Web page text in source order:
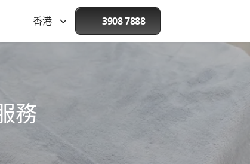
香港 3908 7888
務